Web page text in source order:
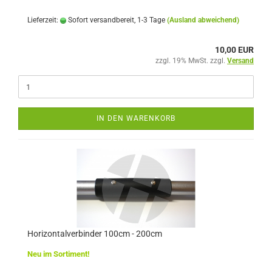
Lieferzeit: Sofort versandbereit, 1-3 Tage (Ausland abweichend)
10,00 EUR
zzgl. 19% MwSt. zzgl. Versand
IN DEN WARENKORB
Horizontalverbinder 100cm - 200cm
Neu im Sortiment!